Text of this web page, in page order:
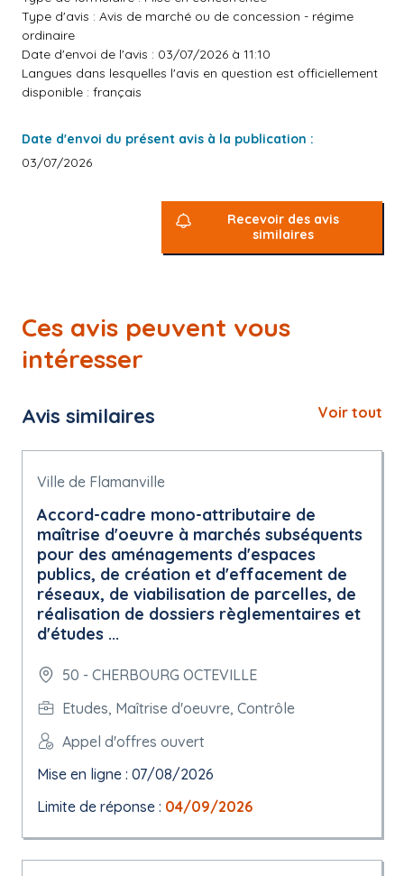
Type d'avis : Avis de marché ou de concession - régime
ordinaire
Date d'envoi de l'avis : 03/07/2026 à 11:10
Langues dans lesquelles l'avis en question est officiellement
disponible : français
Date d'envoi du présent avis à la publication :
03/07/2026
Recevoir des avis
similaires
Ces avis peuvent vous
intéresser
Avis similaires Voir tout
Ville de Flamanville
Accord-cadre mono-attributaire de
maîtrise d'oeuvre à marchés subséquents
pour des aménagements d'espaces
publics, de création et d'effacement de
réseaux, de viabilisation de parcelles, de
réalisation de dossiers règlementaires et
d'études ...
50 - CHERBOURG OCTEVILLE
Etudes, Maîtrise d'oeuvre, Contrôle
Appel d'offres ouvert
Mise en ligne : 07/08/2026
Limite de réponse : 04/09/2026